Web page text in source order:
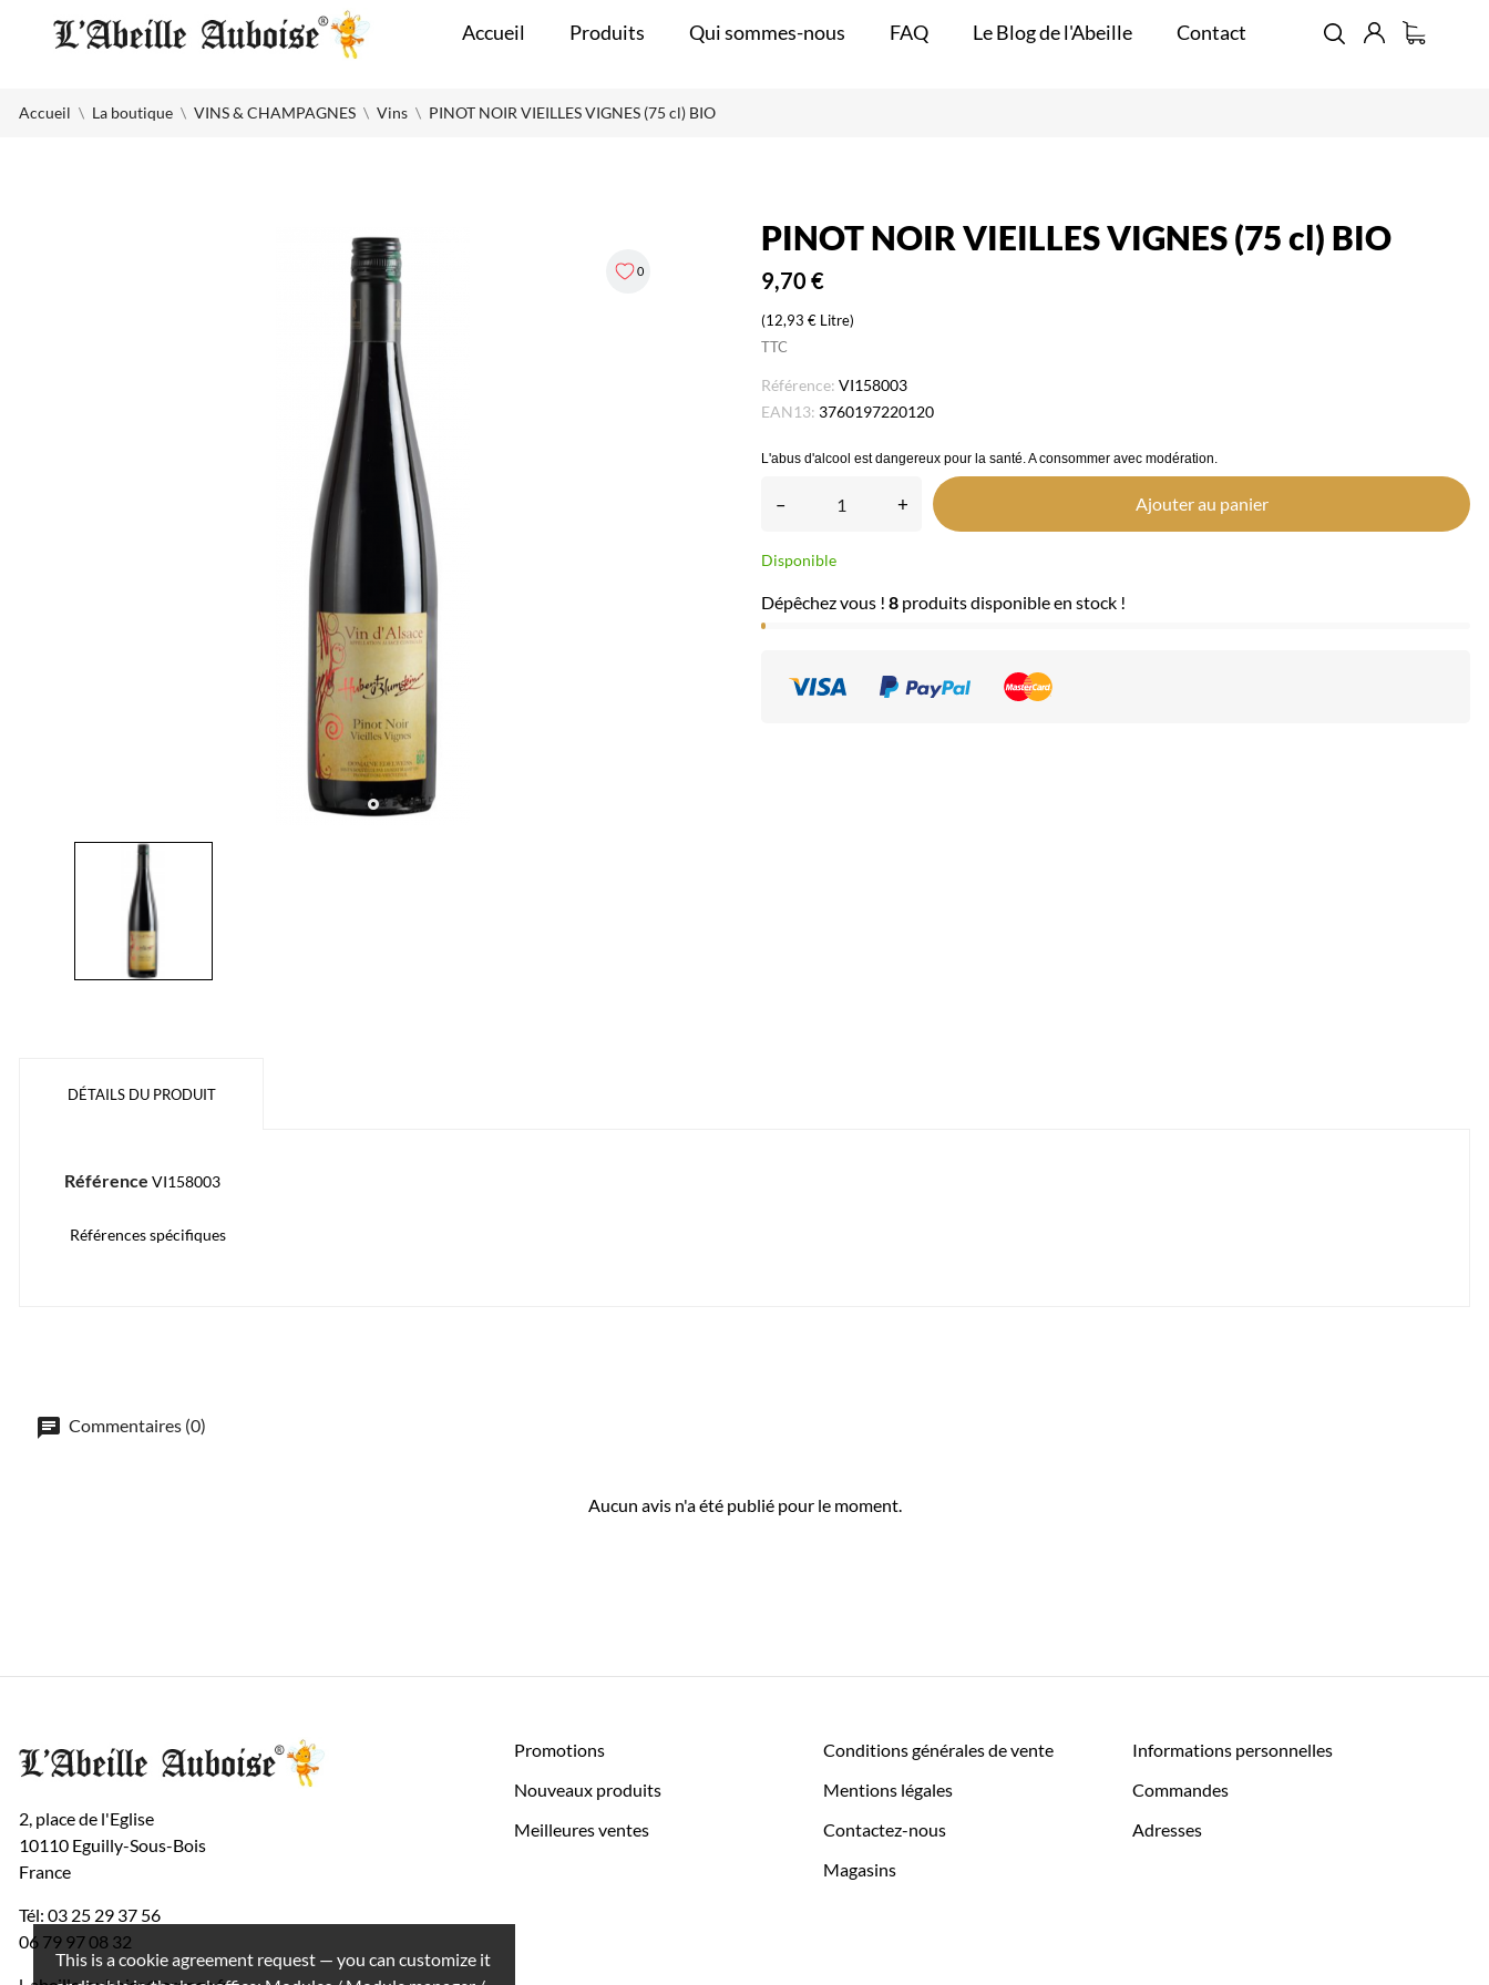
This is a cookie agreement request — you can customize it
Accueil Produits Qui sommes-nous FAQ Le Blog de l'Abeille Contact
Accueil La boutique VINS & CHAMPAGNES Vins PINOT NOIR VIEILLES VIGNES (75 cl) BIO
0
PINOT NOIR VIEILLES VIGNES (75 cl) BIO
9,70 €
(12,93 € Litre)
TTC
Référence: VI158003
EAN13: 3760197220120
L'abus d'alcool est dangereux pour la santé. A consommer avec modération.
– + Ajouter au panier
Disponible
Dépêchez vous ! 8 produits disponible en stock !
DÉTAILS DU PRODUIT
Référence VI158003
Références spécifiques
Commentaires (0)
Aucun avis n'a été publié pour le moment.
2, place de l'Eglise
10110 Eguilly-Sous-Bois
France
Tél: 03 25 29 37 56
06 79 97 08 32
Promotions
Nouveaux produits
Meilleures ventes
Conditions générales de vente
Mentions légales
Contactez-nous
Magasins
Informations personnelles
Commandes
Adresses